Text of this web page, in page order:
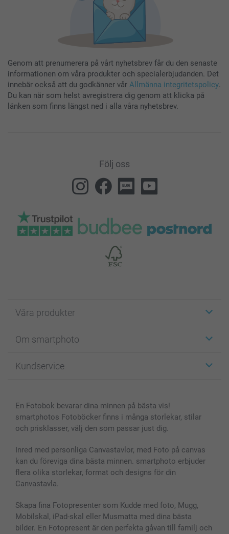
Genom att prenumerera på vårt nyhetsbrev får du den senaste
informationen om våra produkter och specialerbjudanden. Det
innebär också att du godkänner vår Allmänna integritetspolicy.
Du kan när som helst avregistrera dig genom att klicka på
länken som finns längst ned i alla våra nyhetsbrev.
Följ oss
Våra produkter
Fotokort
Fotoböcker
Skal till Mobil & Surfplatta
MyNameBook
Fotoramar & Tillbehör
Presentkort
Alla fotoprodukter
Om smartphoto
För affiliates
Sitemap
Villkor och garantier
Kundservice
smartbonus
Priser & betalning
En Fotobok bevarar dina minnen på bästa vis!
smartphotos Fotoböcker finns i många storlekar, stilar
och prisklasser, välj den som passar just dig.
Inred med personliga Canvastavlor, med Foto på canvas
kan du föreviga dina bästa minnen. smartphoto erbjuder
flera olika storlekar, format och designs för din
Canvastavla.
Skapa fina Fotopresenter som Kudde med foto, Mugg,
Mobilskal, iPad-skal eller Musmatta med dina bästa
bilder. En Fotopresent är den perfekta gåvan till familj och